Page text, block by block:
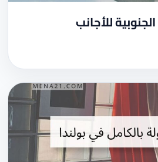
للأجانب